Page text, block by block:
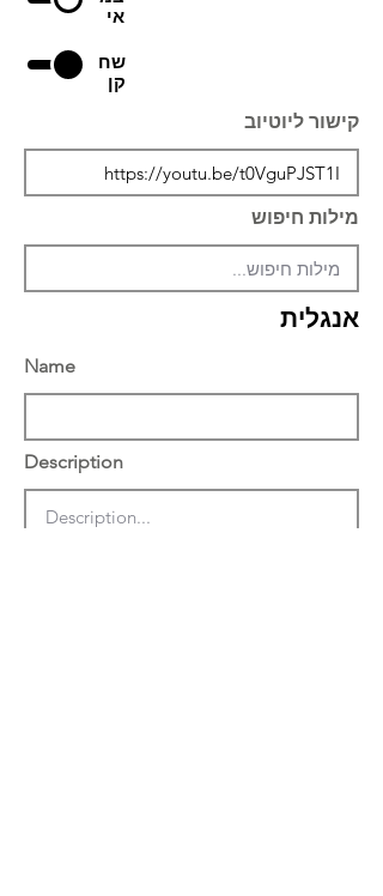
אי
שח
קן
קישור ליוטיוב
מילות חיפוש
אנגלית
Name
Description